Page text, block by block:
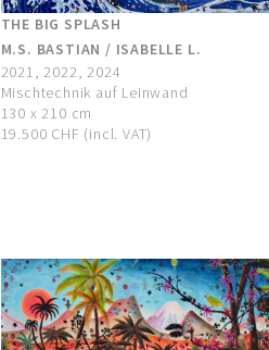
THE BIG SPLASH
M.S. BASTIAN / ISABELLE L.
2021, 2022, 2024
Mischtechnik auf Leinwand
130 x 210 cm
19.500 CHF (incl. VAT)